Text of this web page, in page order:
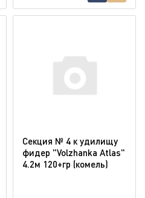
Секция № 4 к удилищу
фидер "Volzhanka Atlas"
4.2м 120+гр (комель)